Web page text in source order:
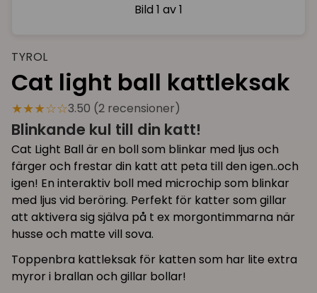
Bild 1 av 1
TYROL
Cat light ball kattleksak
★★★☆☆3.50 (2 recensioner)
Blinkande kul till din katt!
Cat Light Ball är en boll som blinkar med ljus och
färger och frestar din katt att peta till den igen..och
igen! En interaktiv boll med microchip som blinkar
med ljus vid beröring. Perfekt för katter som gillar
att aktivera sig själva på t ex morgontimmarna när
husse och matte vill sova.
Toppenbra kattleksak för katten som har lite extra
myror i brallan och gillar bollar!